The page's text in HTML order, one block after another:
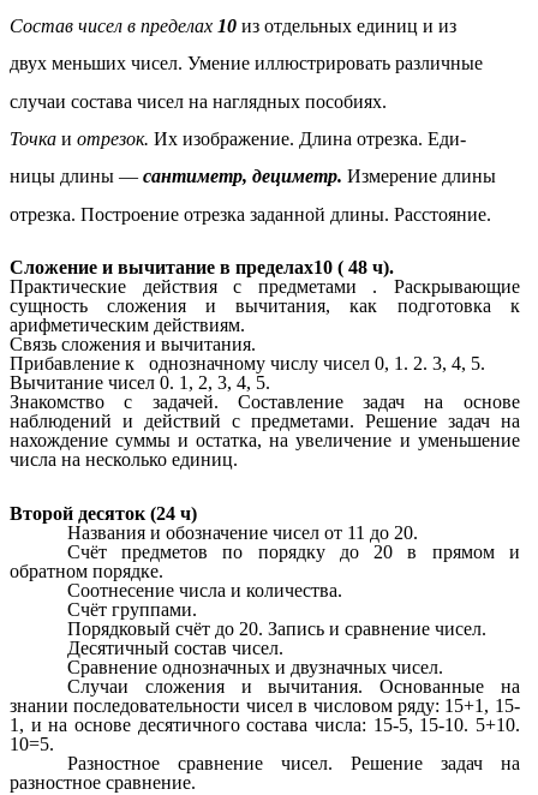
Состав чисел в пределах 10 из отдельных единиц и из
двух меньших чисел. Умение иллюстрировать различные
случаи состава чисел на наглядных пособиях.
Точка и отрезок. Их изображение. Длина отрезка. Еди-
ницы длины — сантиметр, дециметр. Измерение длины
отрезка. Построение отрезка заданной длины. Расстояние.
Сложение и вычитание в пределах10 ( 48 ч).
Практические действия с предметами . Раскрывающие
сущность сложения и вычитания, как подготовка к
арифметическим действиям.
Связь сложения и вычитания.
Прибавление к однозначному числу чисел 0, 1. 2. 3, 4, 5.
Вычитание чисел 0. 1, 2, 3, 4, 5.
Знакомство с задачей. Составление задач на основе
наблюдений и действий с предметами. Решение задач на
нахождение суммы и остатка, на увеличение и уменьшение
числа на несколько единиц.
Второй десяток (24 ч)
Названия и обозначение чисел от 11 до 20.
Счёт предметов по порядку до 20 в прямом и
обратном порядке.
Соотнесение числа и количества.
Счёт группами.
Порядковый счёт до 20. Запись и сравнение чисел.
Десятичный состав чисел.
Сравнение однозначных и двузначных чисел.
Случаи сложения и вычитания. Основанные на
знании последовательности чисел в числовом ряду: 15+1, 15-
1, и на основе десятичного состава числа: 15-5, 15-10. 5+10.
10=5.
Разностное сравнение чисел. Решение задач на
разностное сравнение.